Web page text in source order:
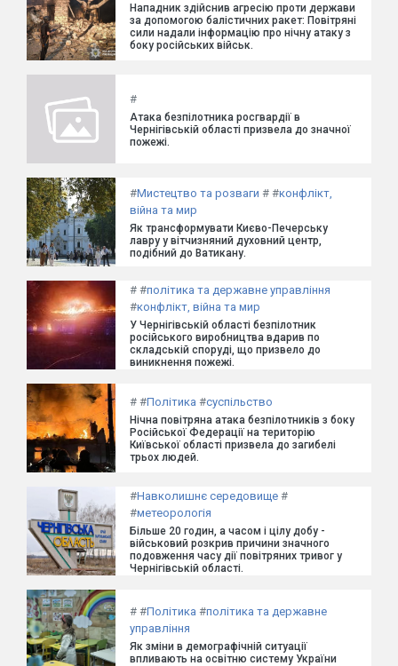
Нападник здійснив агресію проти держави
за допомогою балістичних ракет: Повітряні
сили надали інформацію про нічну атаку з
боку російських військ.
#
Атака безпілотника росгвардії в
Чернігівській області призвела до значної
пожежі.
#Мистецтво та розваги # #конфлікт,
війна та мир
Як трансформувати Києво-Печерську
лавру у вітчизняний духовний центр,
подібний до Ватикану.
# #політика та державне управління
#конфлікт, війна та мир
У Чернігівській області безпілотник
російського виробництва вдарив по
складській споруді, що призвело до
виникнення пожежі.
# #Політика #суспільство
Нічна повітряна атака безпілотників з боку
Російської Федерації на територію
Київської області призвела до загибелі
трьох людей.
#Навколишнє середовище #
#метеорологія
Більше 20 годин, а часом і цілу добу -
військовий розкрив причини значного
подовження часу дії повітряних тривог у
Чернігівській області.
# #Політика #політика та державне
управління
Як зміни в демографічній ситуації
впливають на освітню систему України